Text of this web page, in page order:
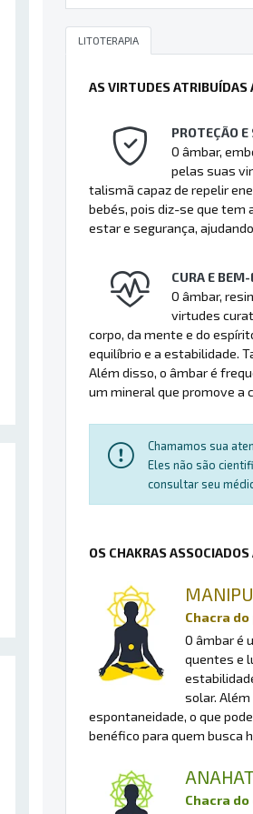
LITOTERAPIA
AS VIRTUDES ATRIBUÍDAS
PROTEÇÃO
O âmbar,
pelas suas
talismã capaz de repelir
bebés, pois diz-se que tem
estar e segurança,
CURA E
O âmbar,
virtudes
corpo, da mente e do
equilíbrio e a estabilidade.
Além disso, o âmbar é
um mineral que promove a
Chamamos sua
Eles não são
consultar seu
OS CHAKRAS
Chacra
O âmbar é
quentes e
solar.
espontaneidade, o que
benéfico para quem busca
Chacra